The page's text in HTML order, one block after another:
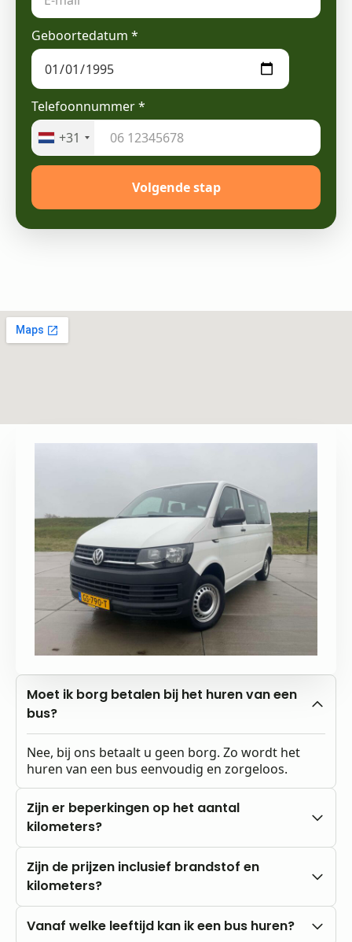
Geboortedatum *
Telefoonnummer*
+31
Volgende stap
Moet ik borg betalen bij het huren van een
bus?
Nee, bij ons betaalt u geen borg. Zo wordt het
huren van een bus eenvoudig en zorgeloos.
Zijn er beperkingen op het aantal
kilometers?
Nee, u rijdt altijd met onbeperkte kilometers.
Zijn de prijzen inclusief brandstof en
kilometers?
Onze prijzen zijn altijd inclusief btw en
Vanaf welke leeftijd kan ik een bus huren?